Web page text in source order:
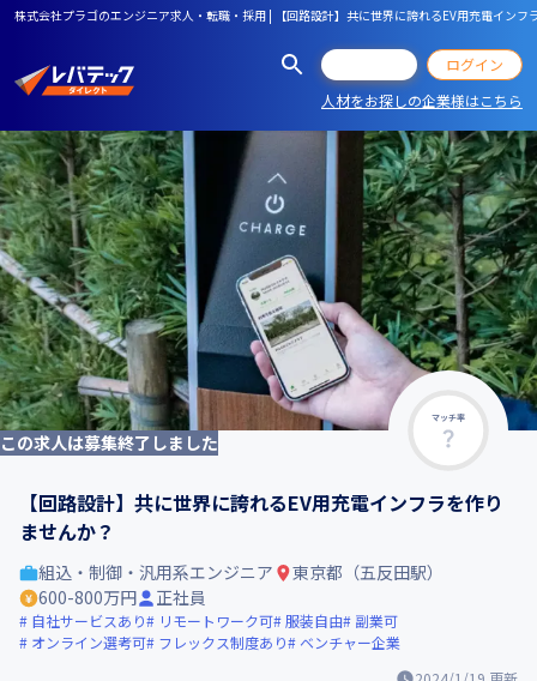
株式会社プラゴのエンジニア求人・転職・採用 | 【回路設計】共に世界に誇れるEV用充電インフ
ログイン
人材をお探しの企業様はこちら
マッチ率
この求人は募集終了しました
【回路設計】共に世界に誇れるEV用充電インフラを作り
ませんか？
組込・制御・汎用系エンジニア
東京都（五反田駅）
600-800万円
正社員
自社サービスあり リモートワーク可 服装自由
副業可
オンライン選考可
フレックス制度あり ベンチャー企業